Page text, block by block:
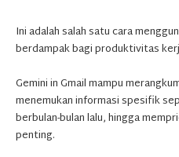
Ini adalah salah satu cara
berdampak bagi produktivitas
Gemini in Gmail mampu
menemukan informasi spesifik
berbulan-bulan lalu, hingga
penting.